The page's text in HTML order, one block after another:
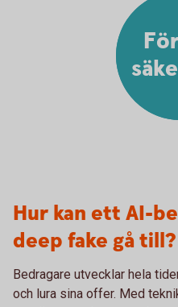
Hur kan ett AI-
deep fake gå till?
Bedragare utvecklar hela
och lura sina offer. Med